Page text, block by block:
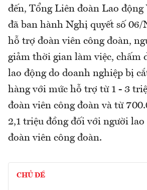
đến, Tổng Liên đoàn Lao
đã ban hành Nghị quyết số
hỗ trợ đoàn viên công đoàn,
giảm thời gian làm việc, chấm
lao động do doanh nghiệp bị
hàng với mức hỗ trợ từ 1 - 3
đoàn viên công đoàn và từ
2,1 triệu đồng đối với người
đoàn viên công đoàn.
CHỦ ĐỀ